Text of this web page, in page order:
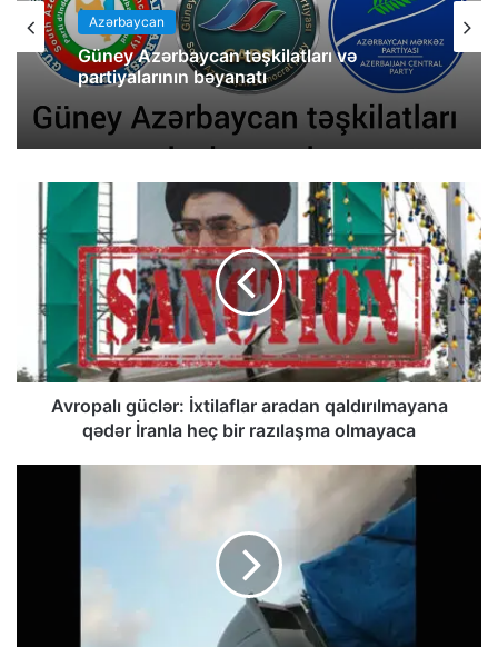
Azərbaycan
Güney Azərbaycan təşkilatları və
partiyalarının bəyanatı
Avropalı güclər: İxtilaflar aradan qaldırılmayana
qədər İranla heç bir razılaşma olmayaca